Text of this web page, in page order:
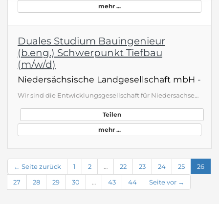
mehr ...
Duales Studium Bauingenieur
(b.eng.) Schwerpunkt Tiefbau
(m/w/d)
Niedersächsische Landgesellschaft mbH -
Wir sind die Entwicklungsgesellschaft für Niedersachsen mit Schwerpunkt im ländlichen Raum. Unser nachhaltiges Handeln fördert den Klimaschutz, verringert den Flächenverbrauch, erhöht die Wirtschaftskraft sowie die Lebensqualität der Menschen und verbessert das Tierwohl in der Landwirtschaft. Wir arbeiten Seite an Seite sowohl mit Baubehörden, Umweltämtern oder privaten Unternehmen aus der Bau- . klicken sie bewerben, für die volle Stellenbeschreibung
Teilen
mehr ...
← Seite zurück 1 2 … 22 23 24 25
26
27
28 29 30 … 43 44 Seite vor →